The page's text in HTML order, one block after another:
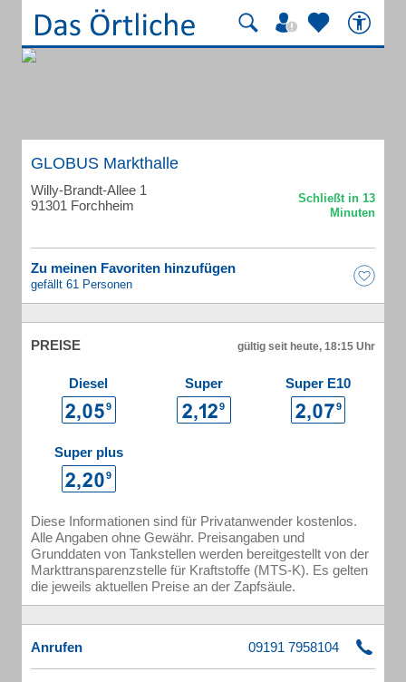
GLOBUS Markthalle
Willy-Brandt-Allee 1
91301 Forchheim
Zu meinen Favoriten hinzufügen
gefällt 61 Personen
PREISE gültig seit heute, 18:15 Uhr
Diesel Super Super E10
Super plus
Diese Informationen sind für Privatanwender kostenlos.
Alle Angaben ohne Gewähr. Preisangaben und
Grunddaten von Tankstellen werden bereitgestellt von der
Markttransparenzstelle für Kraftstoffe (MTS-K). Es gelten
die jeweils aktuellen Preise an der Zapfsäule.
Anrufen